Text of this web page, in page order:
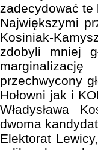
zadecydować te
Największymi
Kosiniak-
zdobyli mniej
przechwycony
Hołowni jak i
Władysława
dwoma
Elektorat